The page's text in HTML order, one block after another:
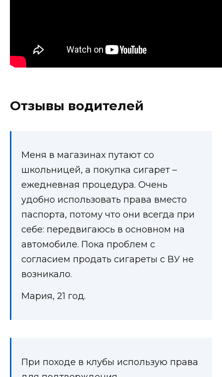
Отзывы водителей
Меня в магазинах путают со
школьницей, а покупка сигарет –
ежедневная процедура. Очень
удобно использовать права вместо
паспорта, потому что они всегда при
себе: передвигаюсь в основном на
автомобиле. Пока проблем с
согласием продать сигареты с ВУ не
возникало.
Мария, 21 год.
При походе в клубы использую права